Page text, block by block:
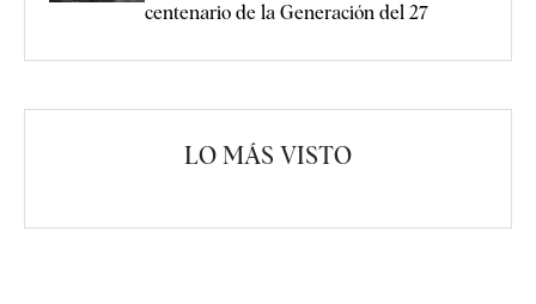
centenario de la Generación del 27
LO MÁS VISTO